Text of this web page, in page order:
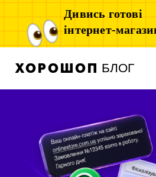
Дивись готові
інтернет-
БЛОГ